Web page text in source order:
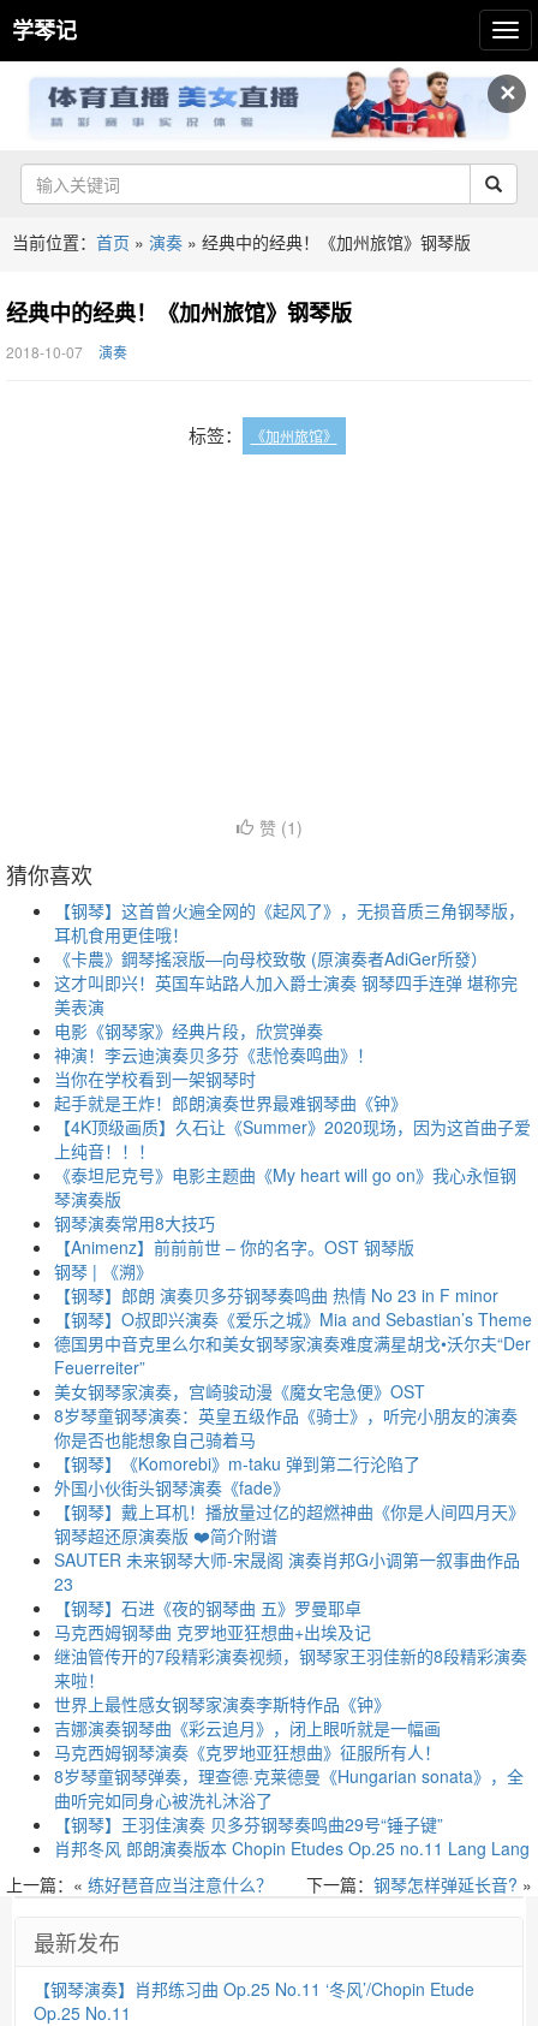
✕
学琴记
当前位置： 首页 » 演奏 » 经典中的经典！《加州旅馆》钢琴版
经典中的经典！《加州旅馆》钢琴版
2018-10-07 演奏
标签： 《加州旅馆》
赞 (1)
猜你喜欢
【钢琴】这首曾火遍全网的《起风了》，无损音质三角钢琴版，
耳机食用更佳哦！
《卡農》鋼琴搖滾版—向母校致敬 (原演奏者AdiGer所發）
这才叫即兴！英国车站路人加入爵士演奏 钢琴四手连弹 堪称完
美表演
电影《钢琴家》经典片段，欣赏弹奏
神演！李云迪演奏贝多芬《悲怆奏鸣曲》！
当你在学校看到一架钢琴时
起手就是王炸！郎朗演奏世界最难钢琴曲《钟》
【4K顶级画质】久石让《Summer》2020现场，因为这首曲子爱
上纯音！！！
《泰坦尼克号》电影主题曲《My heart will go on》我心永恒钢
琴演奏版
钢琴演奏常用8大技巧
【Animenz】前前前世 – 你的名字。OST 钢琴版
钢琴 | 《溯》
【钢琴】郎朗 演奏贝多芬钢琴奏鸣曲 热情 No 23 in F minor
【钢琴】O叔即兴演奏《爱乐之城》Mia and Sebastian’s Theme
德国男中音克里么尔和美女钢琴家演奏难度满星胡戈•沃尔夫“Der
Feuerreiter”
美女钢琴家演奏，宫崎骏动漫《魔女宅急便》OST
8岁琴童钢琴演奏：英皇五级作品《骑士》，听完小朋友的演奏
你是否也能想象自己骑着马
【钢琴】《Komorebi》m-taku 弹到第二行沦陷了
外国小伙街头钢琴演奏《fade》
【钢琴】戴上耳机！播放量过亿的超燃神曲《你是人间四月天》
钢琴超还原演奏版 ❤️简介附谱
SAUTER 未来钢琴大师-宋晟阁 演奏肖邦G小调第一叙事曲作品
23
【钢琴】石进《夜的钢琴曲 五》罗曼耶卓
马克西姆钢琴曲 克罗地亚狂想曲+出埃及记
继油管传开的7段精彩演奏视频，钢琴家王羽佳新的8段精彩演奏
来啦！
世界上最性感女钢琴家演奏李斯特作品《钟》
吉娜演奏钢琴曲《彩云追月》，闭上眼听就是一幅画
马克西姆钢琴演奏《克罗地亚狂想曲》征服所有人！
8岁琴童钢琴弹奏，理查德·克莱德曼《Hungarian sonata》，全
曲听完如同身心被洗礼沐浴了
【钢琴】王羽佳演奏 贝多芬钢琴奏鸣曲29号“锤子键”
肖邦冬风 郎朗演奏版本 Chopin Etudes Op.25 no.11 Lang Lang
下一篇： 钢琴怎样弹延长音? »
上一篇：« 练好琶音应当注意什么？
最新发布
【钢琴演奏】肖邦练习曲 Op.25 No.11 ‘冬风’/Chopin Etude
Op.25 No.11